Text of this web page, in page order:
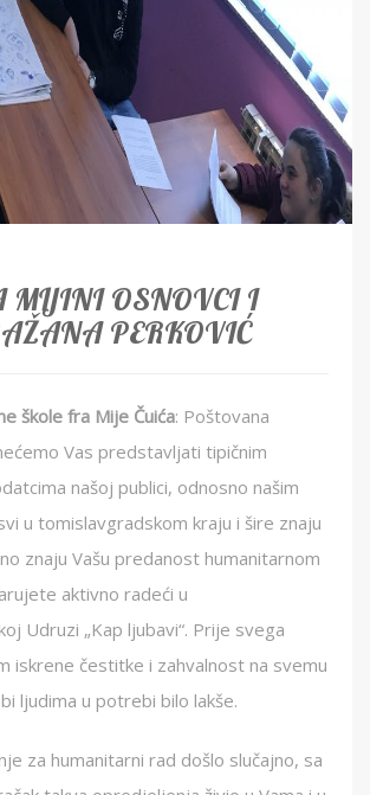
MIJINI OSNOVCI I
PERKOVIĆ
škole fra Mije Čuića: Poštovana
Vas predstavljati tipičnim
našoj publici, odnosno našim
u tomislavgradskom kraju i šire znaju
znaju Vašu predanost humanitarnom
aktivno radeći u
Udruzi „Kap ljubavi“. Prije svega
iskrene čestitke i zahvalnost na svemu
ljudima u potrebi bilo lakše.
za humanitarni rad došlo slučajno, sa